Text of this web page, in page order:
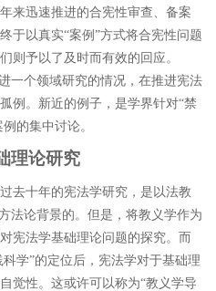
来迅速推进的合宪性审查、备案
于以真实“案例 ”方式将合宪性问题
则予以了及时而有效的回应。
一个领域研究的情况，在推进宪法
例。新近的例子，是学界针对“禁
的集中讨论。
理论研究
去十年的宪法学研究，是以法教
法论背景的。但是，将教义学作为
宪法学基础理论问题的探究。而
科学”的定位后，宪法学对于基础理
觉性。这或许可以称为“教义学导